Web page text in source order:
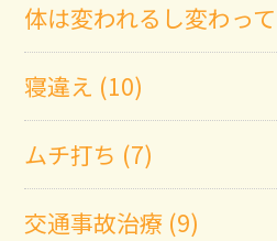
体は変われるし変わっ
寝違え (10)
ムチ打ち (7)
交通事故治療 (9)